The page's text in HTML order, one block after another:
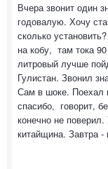
Вчера звонит один
годовалую. Хочу
сколько
на кобу, там тока
литровый лучше
Гулистан. Звонил
Сам в шоке. Поехал
спасибо, говорит,
конечно не
китайщина. Завтра -